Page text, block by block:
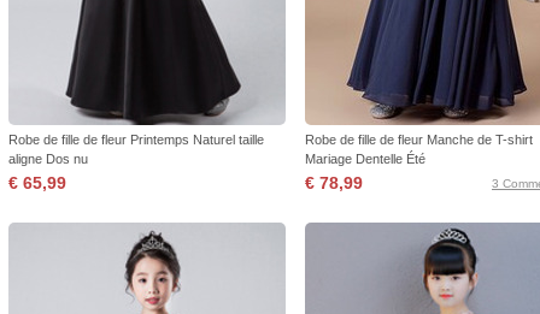
Robe de fille de fleur Printemps Naturel taille
aligne Dos nu
€ 65,99
Robe de fille de fleur Manche de T-shirt
Mariage Dentelle Été
€ 78,99 3